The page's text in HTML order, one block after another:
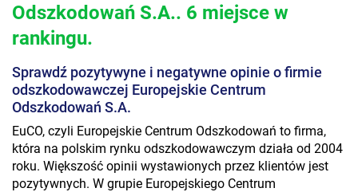
Odszkodowań S.A.. 6 miejsce w
rankingu.
Sprawdź pozytywyne i negatywne opinie o firmie
odszkodowawczej Europejskie Centrum
Odszkodowań S.A.
EuCO, czyli Europejskie Centrum Odszkodowań to firma,
która na polskim rynku odszkodowawczym działa od 2004
roku. Większość opinii wystawionych przez klientów jest
pozytywnych. W grupie Europejskiego Centrum